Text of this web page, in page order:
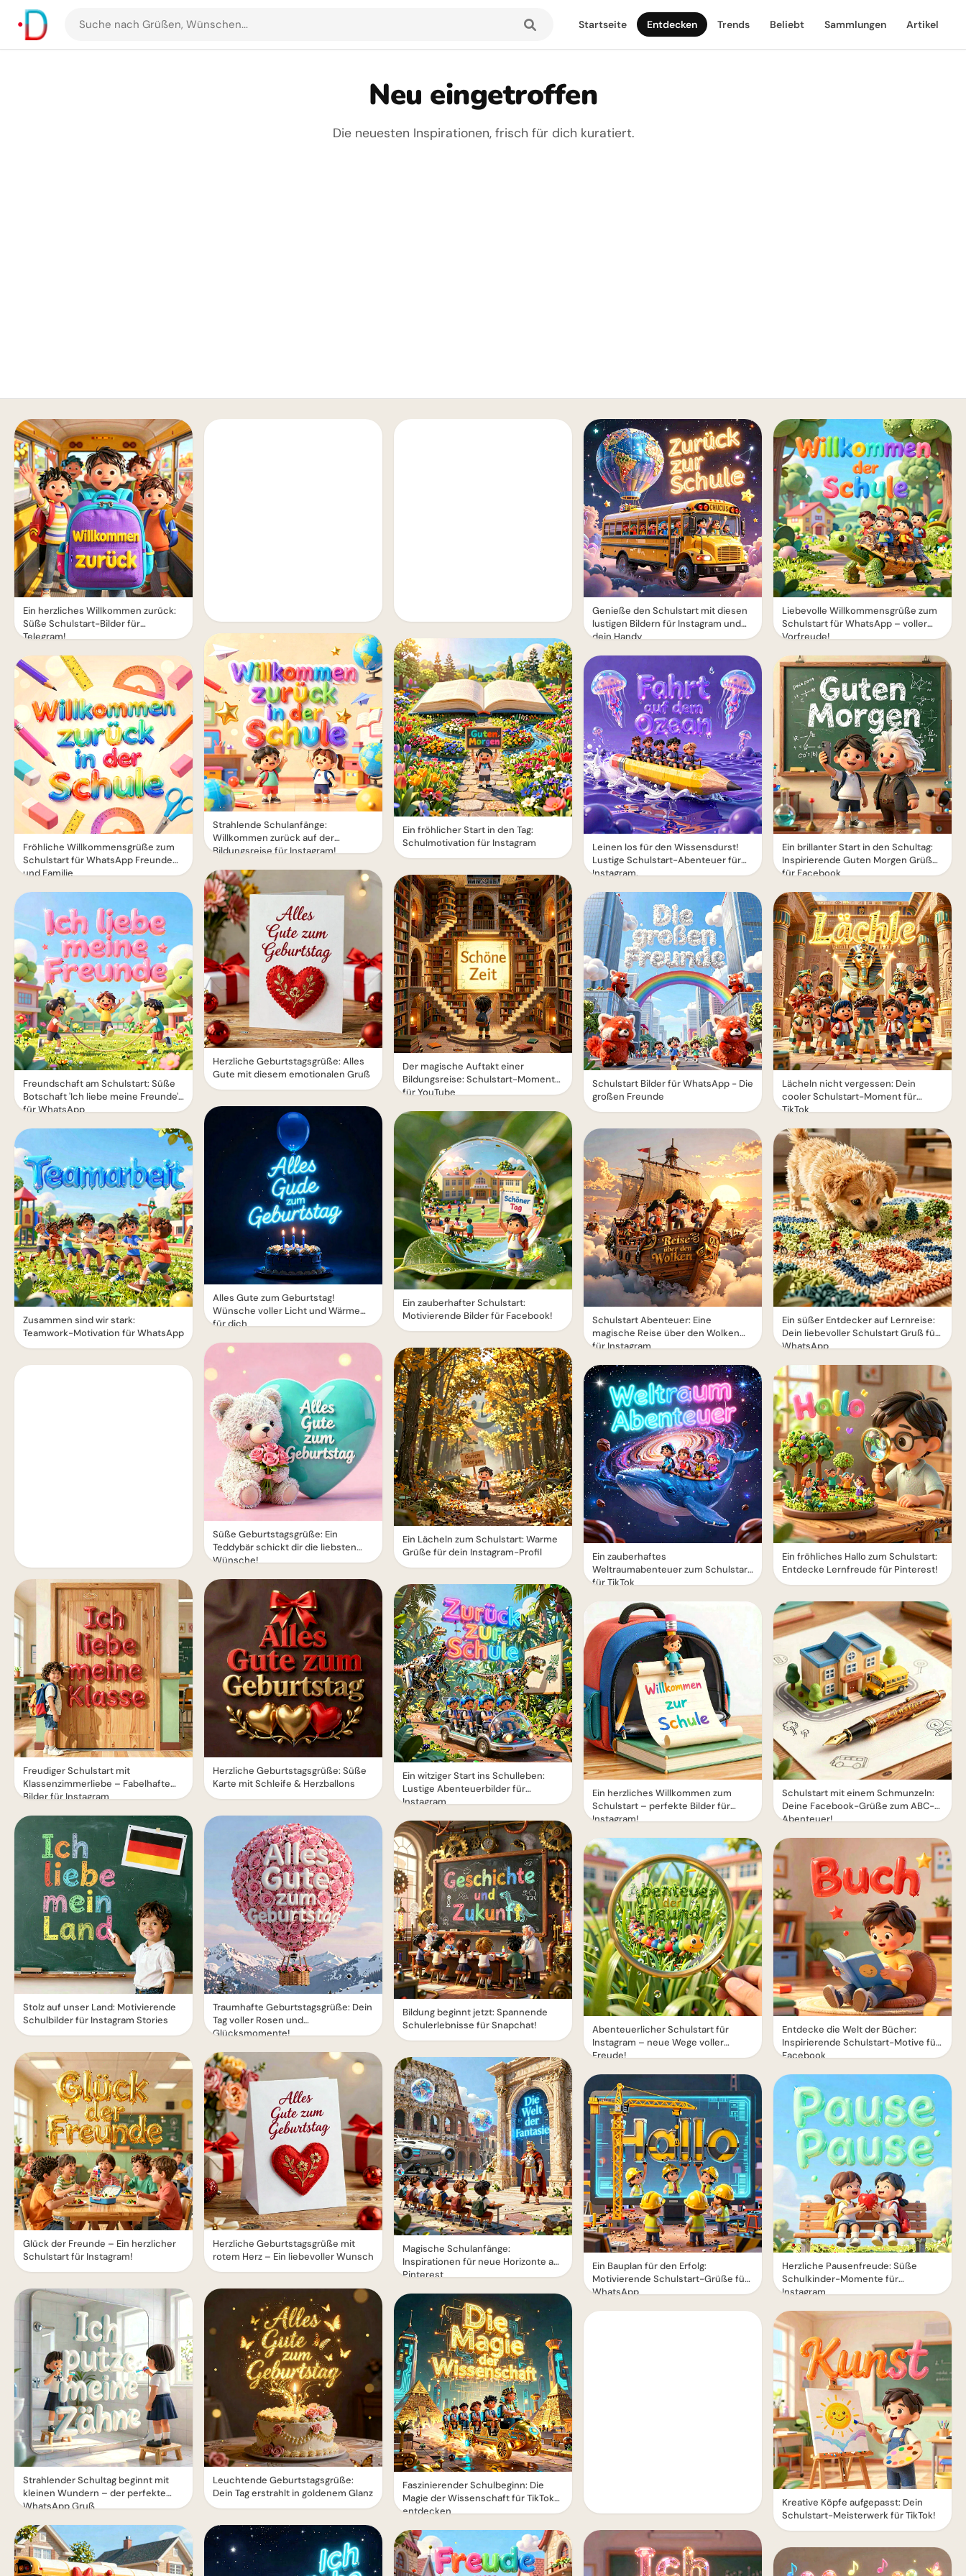
Suche
nach
Startseite Entdecken Trends Beliebt Sammlungen Artikel
Neu eingetroffen
Die neuesten Inspirationen, frisch für dich kuratiert.
Ein herzliches Willkommen zurück:
Süße Schulstart-Bilder für
Telegram!
Fröhliche Willkommensgrüße zum
Schulstart für WhatsApp Freunde
und Familie
Freundschaft am Schulstart: Süße
Botschaft 'Ich liebe meine Freunde'
für WhatsApp
Zusammen sind wir stark:
Teamwork-Motivation für WhatsApp
Freudiger Schulstart mit
Klassenzimmerliebe – Fabelhafte
Bilder für Instagram
Stolz auf unser Land: Motivierende
Schulbilder für Instagram Stories
Glück der Freunde – Ein herzlicher
Schulstart für Instagram!
Strahlender Schultag beginnt mit
kleinen Wundern – der perfekte
WhatsApp Gruß
Strahlende Schulanfänge:
Willkommen zurück auf der
Bildungsreise für Instagram!
Herzliche Geburtstagsgrüße: Alles
Gute mit diesem emotionalen Gruß
Alles Gute zum Geburtstag!
Wünsche voller Licht und Wärme
für dich
Süße Geburtstagsgrüße: Ein
Teddybär schickt dir die liebsten
Wünsche!
Herzliche Geburtstagsgrüße: Süße
Karte mit Schleife & Herzballons
Traumhafte Geburtstagsgrüße: Dein
Tag voller Rosen und
Glücksmomente!
Herzliche Geburtstagsgrüße mit
rotem Herz – Ein liebevoller Wunsch
Leuchtende Geburtstagsgrüße:
Dein Tag erstrahlt in goldenem Glanz
Ein fröhlicher Start in den Tag:
Schulmotivation für Instagram
Der magische Auftakt einer
Bildungsreise: Schulstart-Momente
für YouTube
Ein zauberhafter Schulstart:
Motivierende Bilder für Facebook!
Ein Lächeln zum Schulstart: Warme
Grüße für dein Instagram-Profil
Ein witziger Start ins Schulleben:
Lustige Abenteuerbilder für
Instagram
Bildung beginnt jetzt: Spannende
Schulerlebnisse für Snapchat!
Magische Schulanfänge:
Inspirationen für neue Horizonte auf
Pinterest
Faszinierender Schulbeginn: Die
Magie der Wissenschaft für TikTok
entdecken
Genieße den Schulstart mit diesen
lustigen Bildern für Instagram und
dein Handy
Leinen los für den Wissensdurst!
Lustige Schulstart-Abenteuer für
Instagram.
Schulstart Bilder für WhatsApp - Die
großen Freunde
Schulstart Abenteuer: Eine
magische Reise über den Wolken
für Instagram
Ein zauberhaftes
Weltraumabenteuer zum Schulstart
für TikTok
Ein herzliches Willkommen zum
Schulstart – perfekte Bilder für
Instagram!
Abenteuerlicher Schulstart für
Instagram – neue Wege voller
Freude!
Ein Bauplan für den Erfolg:
Motivierende Schulstart-Grüße für
WhatsApp
Liebevolle Willkommensgrüße zum
Schulstart für WhatsApp – voller
Vorfreude!
Ein brillanter Start in den Schultag:
Inspirierende Guten Morgen Grüße
für Facebook
Lächeln nicht vergessen: Dein
cooler Schulstart-Moment für
TikTok
Ein süßer Entdecker auf Lernreise:
Dein liebevoller Schulstart Gruß für
WhatsApp
Ein fröhliches Hallo zum Schulstart:
Entdecke Lernfreude für Pinterest!
Schulstart mit einem Schmunzeln:
Deine Facebook-Grüße zum ABC-
Abenteuer!
Entdecke die Welt der Bücher:
Inspirierende Schulstart-Motive für
Facebook
Herzliche Pausenfreude: Süße
Schulkinder-Momente für
Instagram
Kreative Köpfe aufgepasst: Dein
Schulstart-Meisterwerk für TikTok!